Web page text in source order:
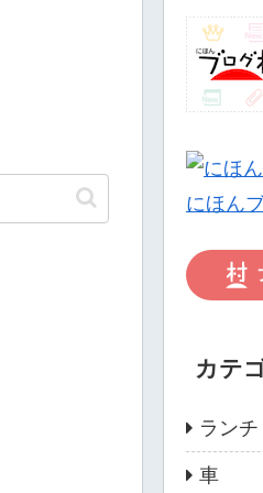
にほん
カテ
ランチ
車